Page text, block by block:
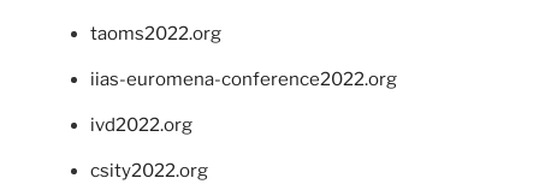
taoms2022.org
iias-euromena-conference2022.org
ivd2022.org
csity2022.org